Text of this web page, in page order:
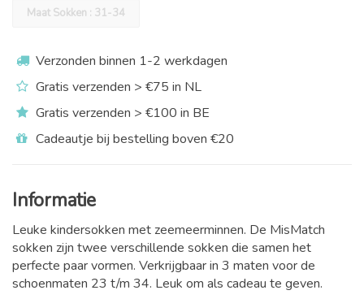
Maat Sokken : 31-34
Verzonden binnen 1-2 werkdagen
Gratis verzenden > €75 in NL
Gratis verzenden > €100 in BE
Cadeautje bij bestelling boven €20
Informatie
Leuke kindersokken met zeemeerminnen. De MisMatch
sokken zijn twee verschillende sokken die samen het
perfecte paar vormen. Verkrijgbaar in 3 maten voor de
schoenmaten 23 t/m 34. Leuk om als cadeau te geven.